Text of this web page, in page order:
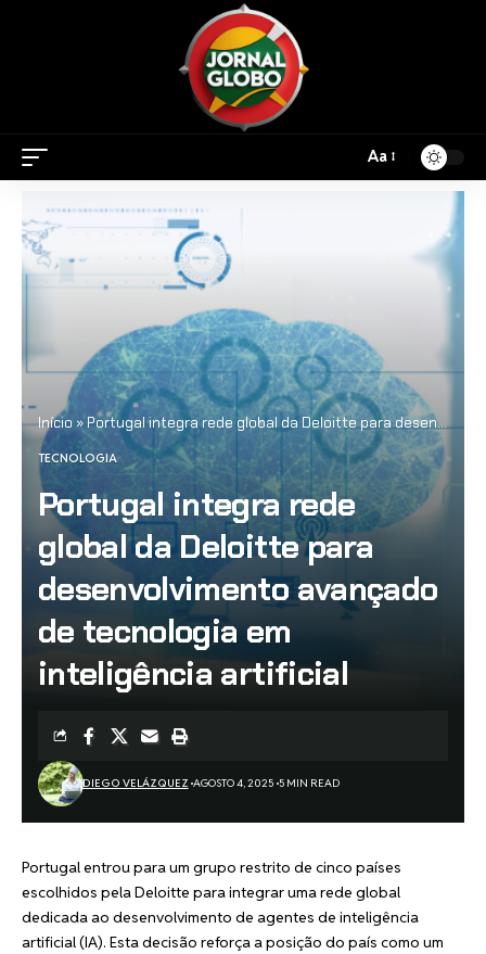
Aa
Início »Portugal integra rede global da Deloitte para desenvolvimento avançado de tecnologia em inteligência artificial
TECNOLOGIA
Portugal integra rede
global da Deloitte para
desenvolvimento avançado
de tecnologia em
inteligência artificial
DIEGO VELÁZQUEZ AGOSTO 4, 2025 5 MIN READ
Portugal entrou para um grupo restrito de cinco países
escolhidos pela Deloitte para integrar uma rede global
dedicada ao desenvolvimento de agentes de inteligência
artificial (IA). Esta decisão reforça a posição do país como um